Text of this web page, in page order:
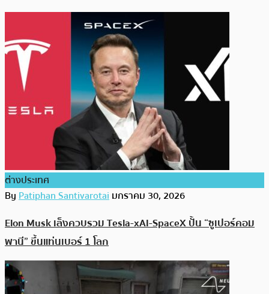
ต่างประเทศ
ByPatiphan Santivarotaiมกราคม 30, 2026
Elon Musk เล็งควบรวม Tesla-xAI-SpaceX ปั้น “ซูเปอร์คอม
พานี” ขึ้นแท่นเบอร์ 1 โลก